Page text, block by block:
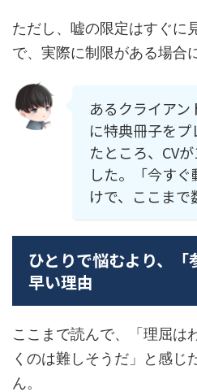
ただし、嘘の限定はすぐに
で、実際に制限がある場合
あるクライア
に特典冊子を
たところ、CV
した。「今す
けで、ここまで
ひとりで悩むより、
早い理由
ここまで読んで、「理屈は
くのは難しそうだ」と感じ
ん。